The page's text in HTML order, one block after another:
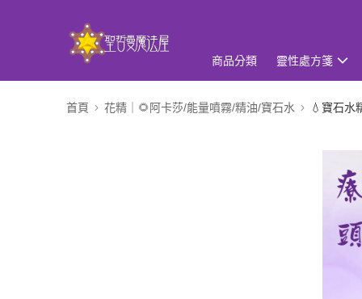
商品分類 靈性處方箋
首頁 花精｜🌻阿卡莎/能量噴霧/精油/寶石水 💧寶石水